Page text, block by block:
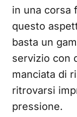
in una corsa
questo
basta un
servizio con
manciata di
ritrovarsi
pressione.